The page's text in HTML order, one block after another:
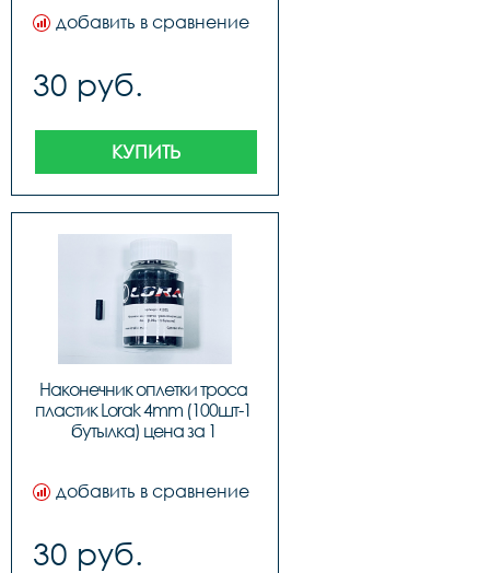
добавить в сравнение
30 руб.
КУПИТЬ
Наконечник оплетки троса
пластик Lorak 4mm (100шт-1
бутылка) цена за 1
добавить в сравнение
30 руб.